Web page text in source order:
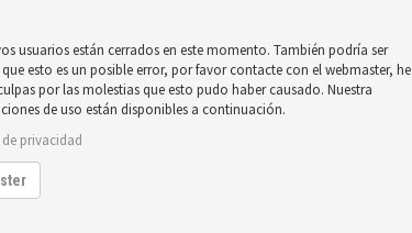
usuarios están cerrados en este momento. También podría ser
esto es un posible error, por favor contacte con el webmaster, he
por las molestias que esto pudo haber causado. Nuestra
de uso están disponibles a continuación.
privacidad